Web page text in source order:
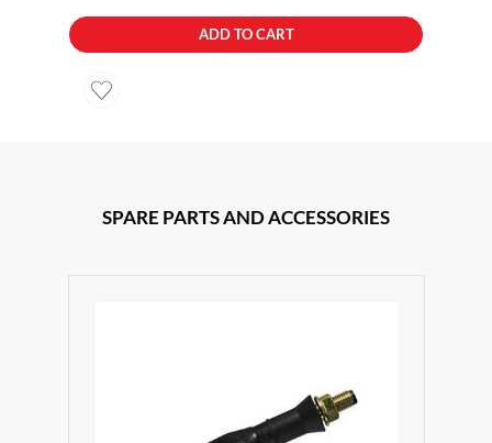
ADD TO CART
SPARE PARTS AND ACCESSORIES